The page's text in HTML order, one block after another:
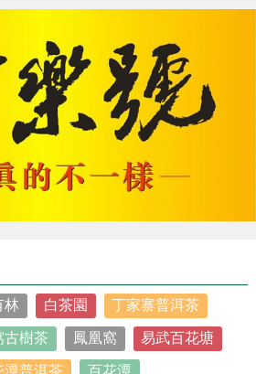
林 白茶園 丁家寨普洱茶
古樹茶 鳳凰窩 易武百花塘
潭普洱茶 百花潭